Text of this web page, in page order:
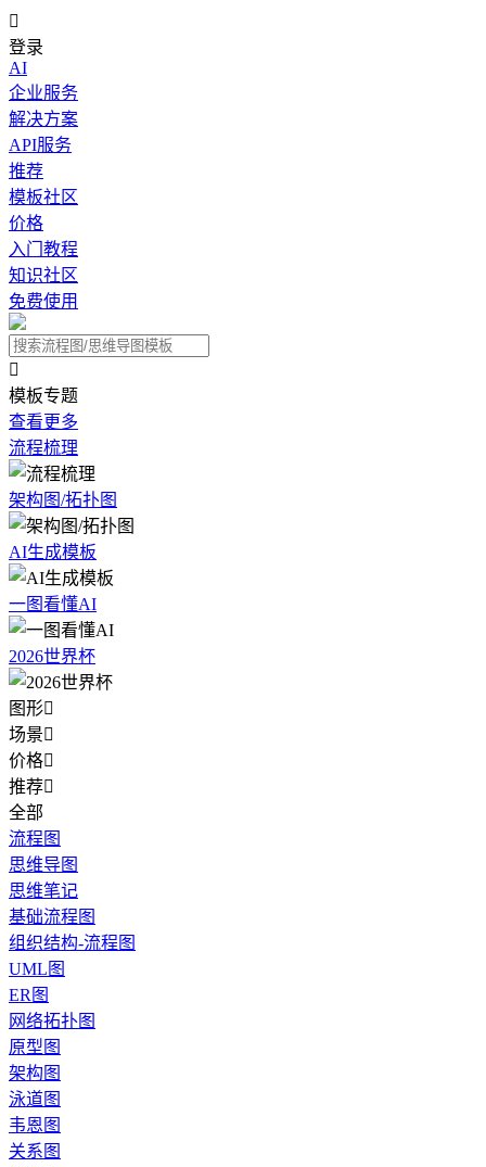

登录
AI
企业服务
解决方案
API服务
推荐
模板社区
价格
入门教程
知识社区
免费使用

模板专题
查看更多
流程梳理
架构图/拓扑图
AI生成模板
一图看懂AI
2026世界杯
图形
场景
价格
推荐
全部
流程图
思维导图
思维笔记
基础流程图
组织结构-流程图
UML图
ER图
网络拓扑图
原型图
架构图
泳道图
韦恩图
关系图